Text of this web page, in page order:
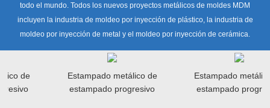
todo el mundo. Todos los nuevos proyectos metálicos de moldes MDM
incluyen la industria de moldeo por inyección de plástico, la industria de
moldeo por inyección de metal y el moldeo por inyección de cerámica.
de
Estampado metálico de
estampado progresivo
Estampado metálico de
estampado progresivo